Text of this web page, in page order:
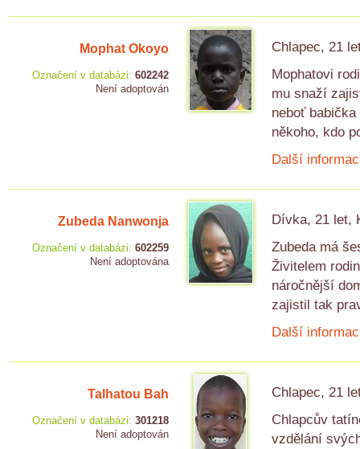
Mophat Okoyo
Označení v databázi: 602242
Není adoptován
Chlapec, 21
Mophatovi
mu snaží
neboť
někoho, kdo
Další
Zubeda Nanwonja
Označení v databázi: 602259
Není adoptována
Dívka, 21 let,
Zubeda má
Živitelem
náročnější
zajistil tak
Další
Talhatou Bah
Označení v databázi: 301218
Není adoptován
Chlapec, 21
Chlapcův
vzdělání